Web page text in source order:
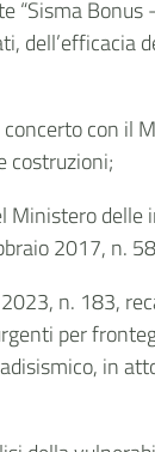
Bonus
con il
costruzioni;
Ministero
2017, n.
n. 183,
per
in